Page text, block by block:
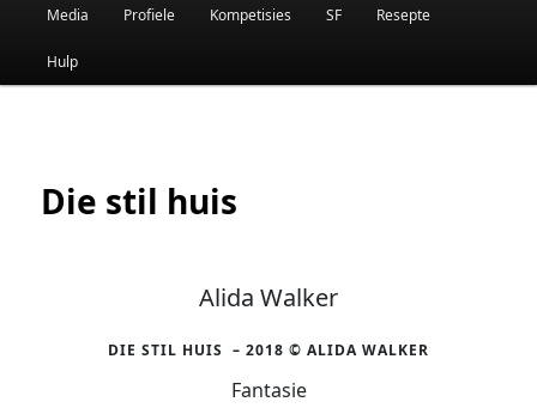
Media Profiele Kompetisies SF Resepte
Hulp
Die stil huis
Alida Walker
DIE STIL HUIS – 2018 © ALIDA WALKER
Fantasie